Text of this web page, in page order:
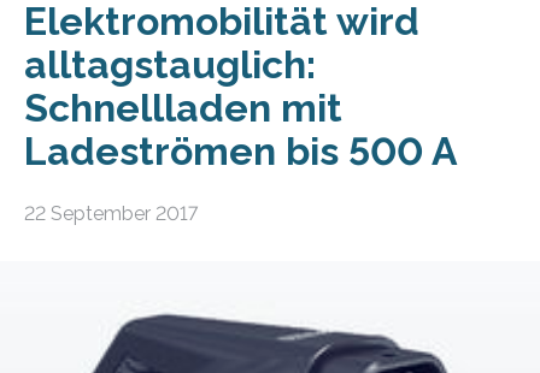
Elektromobilität wird
alltagstauglich:
Schnellladen mit
Ladeströmen bis 500 A
22 September 2017